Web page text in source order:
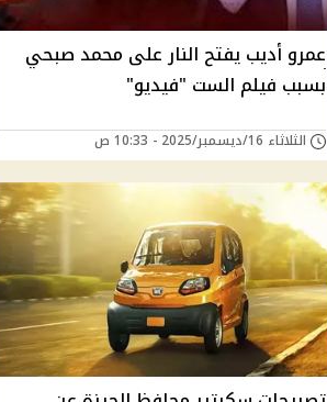
عمرو أديب يفتح النار على محمد صبحي
بسبب فيلم الست "فيديو"
الثلاثاء 16/ديسمبر/2025 - 10:33 ص